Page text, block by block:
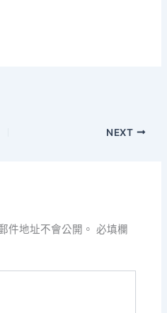
NEXT
件地址不會公開。 必填欄